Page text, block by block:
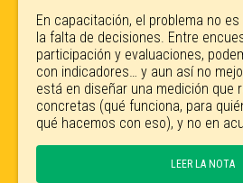
En capacitación, el problema no
la falta de decisiones. Entre
participación y evaluaciones,
con indicadores… y aun así no
está en diseñar una medición que
concretas (qué funciona, para
qué hacemos con eso), y no en
LEER LA NOTA